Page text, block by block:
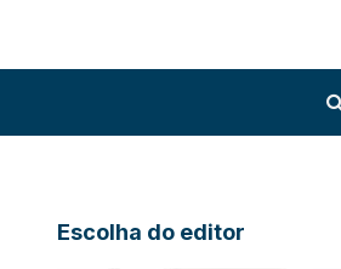
Escolha do editor